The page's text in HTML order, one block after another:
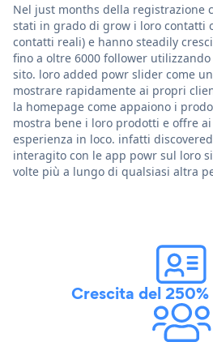
Nel just months della registrazione
stati in grado di grow i loro contatti
contatti reali) e hanno steadily
fino a oltre 6000 follower
sito. loro added powr slider come
mostrare rapidamente ai propri
la homepage come appaiono i
mostra bene i loro prodotti e offre
esperienza in loco. infatti
interagito con le app powr sul loro
volte più a lungo di qualsiasi altra
Crescita del 250%